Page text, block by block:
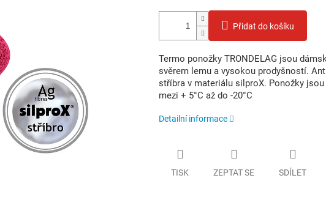
Přidat do košíku
Termo ponožky TRONDELAG jsou
svěrem lemu a vysokou prodyšností.
stříbra v materiálu silproX. Ponožky
mezi + 5°C až do -20°C
Detailní informace
TISK ZEPTAT SE SDÍLET